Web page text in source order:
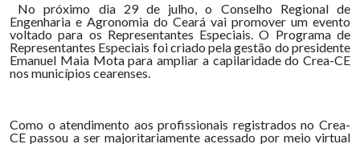
No próximo dia 29 de julho, o Conselho Regional de
Engenharia e Agronomia do Ceará vai promover um evento
voltado para os Representantes Especiais. O Programa de
Representantes Especiais foi criado pela gestão do presidente
Emanuel Maia Mota para ampliar a capilaridade do Crea-CE
nos municípios cearenses.
Como o atendimento aos profissionais registrados no Crea-
CE passou a ser majoritariamente acessado por meio virtual